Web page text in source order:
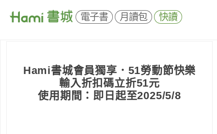
電子書 月讀包 快讀
Hami書城會員獨享．51勞動節快樂
輸入折扣碼立折51元
使用期間：即日起至2025/5/8